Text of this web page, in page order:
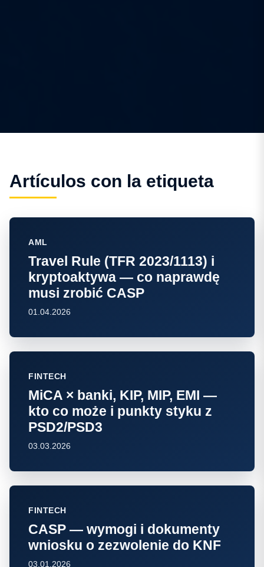
Artículos con la etiqueta
AML
Travel Rule (TFR 2023/1113) i
kryptoaktywa — co naprawdę
musi zrobić CASP
01.04.2026
FINTECH
MiCA × banki, KIP, MIP, EMI —
kto co może i punkty styku z
PSD2/PSD3
03.03.2026
FINTECH
CASP — wymogi i dokumenty
wniosku o zezwolenie do KNF
03.01.2026